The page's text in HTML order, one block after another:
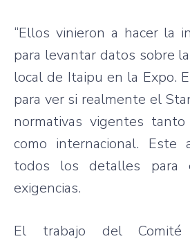
“Ellos vinieron a hacerla
para levantar datos sobre
local de Itaipu en la Expo.
para ver si realmente el
normativas vigentes tanto
como internacional. Este
todos losdetalles para
exigencias.
El trabajo delComité